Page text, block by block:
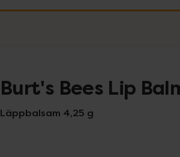
Burt's Bees Lip
Läppbalsam 4,25 g